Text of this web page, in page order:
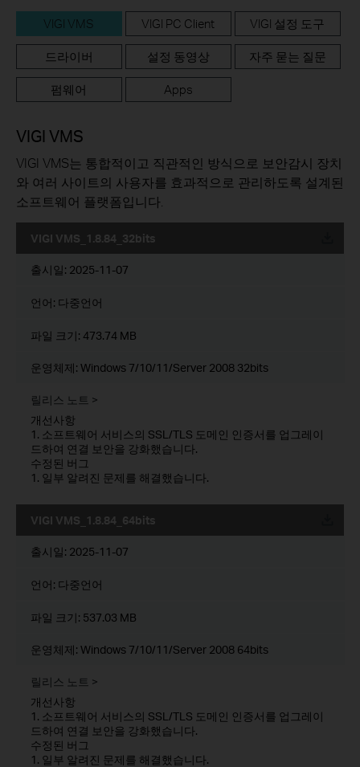
VIGI VMS VIGI PC Client VIGI 설정 도구
드라이버 설정 동영상 자주 묻는 질문
펌웨어 Apps
VIGI VMS
VIGI VMS는 통합적이고 직관적인 방식으로 보안감시 장치
와 여러 사이트의 사용자를 효과적으로 관리하도록 설계된
소프트웨어 플랫폼입니다.
VIGI VMS_1.8.84_32bits
출시일: 2025-11-07
언어: 다중언어
파일 크기: 473.74 MB
운영체제: Windows 7/10/11/Server 2008 32bits
릴리스 노트 >
개선사항
1. 소프트웨어 서비스의 SSL/TLS 도메인 인증서를 업그레이
드하여 연결 보안을 강화했습니다.
수정된 버그
1. 일부 알려진 문제를 해결했습니다.
VIGI VMS_1.8.84_64bits
출시일: 2025-11-07
언어: 다중언어
파일 크기: 537.03 MB
운영체제: Windows 7/10/11/Server 2008 64bits
릴리스 노트 >
개선사항
1. 소프트웨어 서비스의 SSL/TLS 도메인 인증서를 업그레이
드하여 연결 보안을 강화했습니다.
수정된 버그
1. 일부 알려진 문제를 해결했습니다.